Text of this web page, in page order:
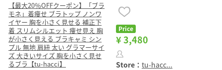
【最大20％OFFクーポン】「ブラ
モネ」着痩せ ブラトップ ノンワ
イヤー 胸を小さく見せる 補正下
着 スリムシルエット 痩せ見え 胸
が小さく見える ブラキャミ シン
プル 無地 肩紐 太い グラマーサイ
ズ 大きいサイズ 胸を小さく見せ
るブラ【tu-hacci】
Price
¥ 3,480
Store： tu-hacc...